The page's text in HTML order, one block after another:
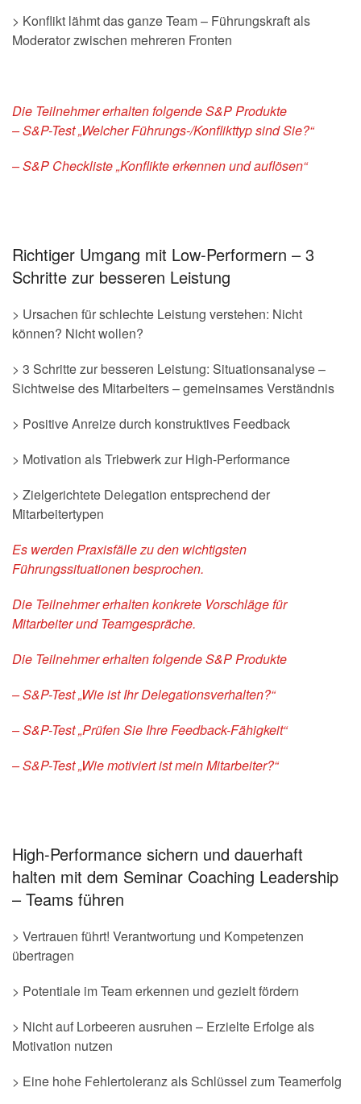
> Konflikt lähmt das ganze Team – Führungskraft als
Moderator zwischen mehreren Fronten
Die Teilnehmer erhalten folgende S&P Produkte
– S&P-Test „Welcher Führungs-/Konflikttyp sind Sie?“
– S&P Checkliste „Konflikte erkennen und auflösen“
Richtiger Umgang mit Low-Performern – 3
Schritte zur besseren Leistung
> Ursachen für schlechte Leistung verstehen: Nicht
können? Nicht wollen?
> 3 Schritte zur besseren Leistung: Situationsanalyse –
Sichtweise des Mitarbeiters – gemeinsames Verständnis
> Positive Anreize durch konstruktives Feedback
> Motivation als Triebwerk zur High-Performance
> Zielgerichtete Delegation entsprechend der
Mitarbeitertypen
Es werden Praxisfälle zu den wichtigsten
Führungssituationen besprochen.
Die Teilnehmer erhalten konkrete Vorschläge für
Mitarbeiter und Teamgespräche.
Die Teilnehmer erhalten folgende S&P Produkte
– S&P-Test „Wie ist Ihr Delegationsverhalten?“
– S&P-Test „Prüfen Sie Ihre Feedback-Fähigkeit“
– S&P-Test „Wie motiviert ist mein Mitarbeiter?“
High-Performance sichern und dauerhaft
halten mit dem Seminar Coaching Leadership
– Teams führen
> Vertrauen führt! Verantwortung und Kompetenzen
übertragen
> Potentiale im Team erkennen und gezielt fördern
> Nicht auf Lorbeeren ausruhen – Erzielte Erfolge als
Motivation nutzen
> Eine hohe Fehlertoleranz als Schlüssel zum Teamerfolg